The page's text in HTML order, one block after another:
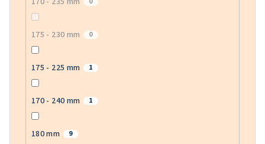
175 - 230 mm 0
175 - 225 mm 1
170 - 240 mm 1
180 mm 9